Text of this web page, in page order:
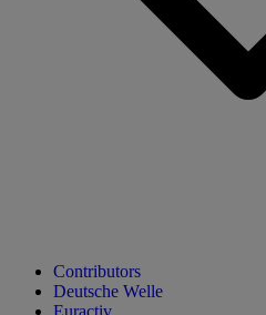
Contributors
Deutsche Welle
Euractiv